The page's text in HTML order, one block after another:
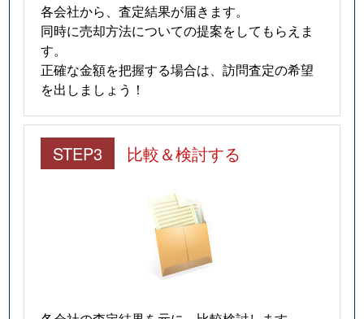
各会社から、査定結果が届きます。
同時に売却方法についての提案をしてもらえま
す。
正確な金額を把握する場合は、訪問査定の希望
を出しましょう！
STEP3 比較＆検討する